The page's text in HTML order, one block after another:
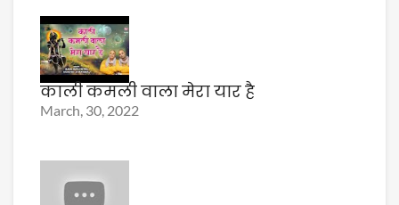
काली कमली वाला मेरा यार है
March, 30, 2022